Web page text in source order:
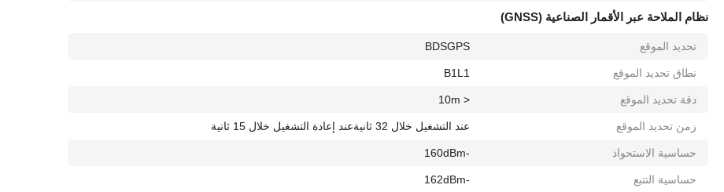
نظام الملاحة عبر الأقمار الصناعية (GNSS)
تحديد الموقع GPS
BDS
نطاق تحديد الموقع L1
B1
دقة تحديد الموقع < 10m
زمن تحديد الموقع عند التشغيل خلال 32 ثانية عند إعادة التشغيل خلال 15 ثانية
حساسية الاستحواذ -160dBm
حساسية التتبع -162dBm